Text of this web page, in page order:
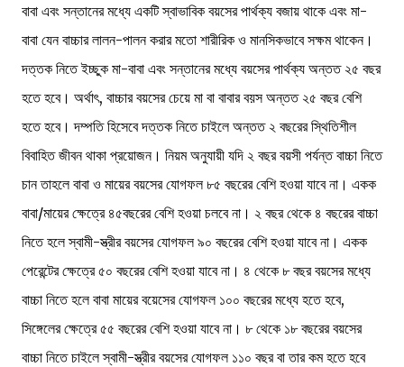
বাবা এবং সন্তানের মধ্যে একটি স্বাভাবিক বয়সের পার্থক্য বজায় থাকে এবং মা-
বাবা যেন বাচ্চার লালন-পালন করার মতো শারীরিক ও মানসিকভাবে সক্ষম থাকেন।
দত্তক নিতে ইচ্ছুক মা-বাবা এবং সন্তানের মধ্যে বয়সের পার্থক্য অন্তত ২৫ বছর
হতে হবে। অর্থাৎ, বাচ্চার বয়সের চেয়ে মা বা বাবার বয়স অন্তত ২৫ বছর বেশি
হতে হবে। দম্পতি হিসেবে দত্তক নিতে চাইলে অন্তত ২ বছরের স্থিতিশীল
বিবাহিত জীবন থাকা প্রয়োজন। নিয়ম অনুযায়ী যদি ২ বছর বয়সী পর্যন্ত বাচ্চা নিতে
চান তাহলে বাবা ও মায়ের বয়সের যোগফল ৮৫ বছরের বেশি হওয়া যাবে না। একক
বাবা/মায়ের ক্ষেত্রে ৪৫বছরের বেশি হওয়া চলবে না। ২ বছর থেকে ৪ বছরের বাচ্চা
নিতে হলে স্বামী-স্ত্রীর বয়সের যোগফল ৯০ বছরের বেশি হওয়া যাবে না। একক
পেরেন্টের ক্ষেত্রে ৫০ বছরের বেশি হওয়া যাবে না। ৪ থেকে ৮ বছর বয়সের মধ্যে
বাচ্চা নিতে হলে বাবা মায়ের বয়েসের যোগফল ১০০ বছরের মধ্যে হতে হবে,
সিঙ্গেলের ক্ষেত্রে ৫৫ বছরের বেশি হওয়া যাবে না। ৮ থেকে ১৮ বছরের বয়সের
বাচ্চা নিতে চাইলে স্বামী-স্ত্রীর বয়সের যোগফল ১১০ বছর বা তার কম হতে হবে